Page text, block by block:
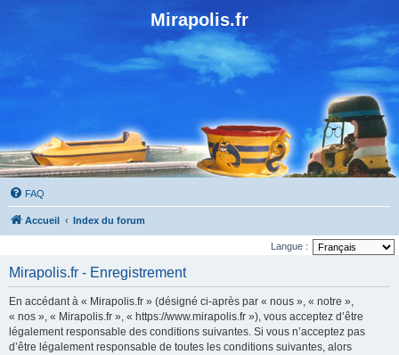
Mirapolis.fr
FAQ
Accueil Index du forum
Langue :
Mirapolis.fr - Enregistrement
En accédant à « Mirapolis.fr » (désigné ci-après par « nous », « notre »,
« nos », « Mirapolis.fr », « https://www.mirapolis.fr »), vous acceptez d’être
légalement responsable des conditions suivantes. Si vous n’acceptez pas
d’être légalement responsable de toutes les conditions suivantes, alors